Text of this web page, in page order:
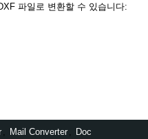
파일로 변환할 수 있습니다:
Mail Converter
Doc